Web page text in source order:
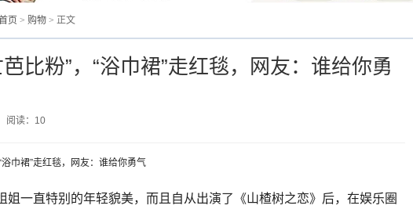
页 > 购物 > 正文
比粉”，“浴巾裙”走红毯，网友：谁给你勇
阅读：10
姐一直特别的年轻貌美，而且自从出演了《山楂树之恋》后，在娱乐圈